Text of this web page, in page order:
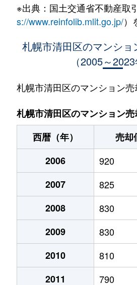
北野２条
1,300万円
1,900万円
北野６条
3,500万円
北野６条
2,700万円
北野６条
2,800万円
清田１条
1,300万円
清田２条
1,400万円
里塚１条
1,300万円
里塚２条
200万円
里塚２条
550万円
真栄１条
1,400万円
※出典：国土交通省不動産取
s://www.reinfolib.mlit.go.jp/）
札幌市清田区のマンショ
（2005～2023
札幌市清田区のマンション売
札幌市清田区のマンション
西暦（年）
売却
2006
920
2007
825
2008
830
2009
830
2010
810
2011
790